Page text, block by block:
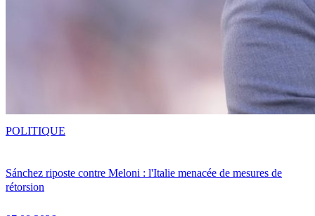
Sánchez riposte contre Meloni : l'Italie menacée de mesures de
rétorsion
POLITIQUE